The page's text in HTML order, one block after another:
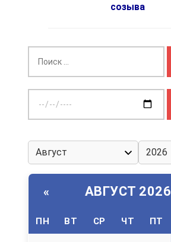
созыва
дату:
« АВГУСТ 2026
ПН ВТ СР ЧТ ПТ